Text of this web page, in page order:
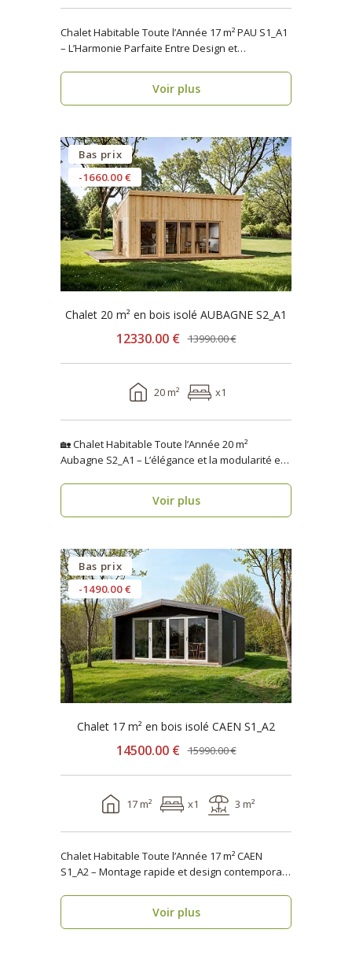
Chalet Habitable Toute l’Année 17 m² PAU S1_A1
– L’Harmonie Parfaite Entre Design et
Voir plus
Bas prix
-1660.00 €
Chalet 20 m² en bois isolé AUBAGNE S2_A1
12330.00 € 13990.00 €
20 m² x1
🏡 Chalet Habitable Toute l’Année 20 m²
Aubagne S2_A1 – L’élégance et la modularité en
Voir plus
Bas prix
-1490.00 €
Chalet 17 m² en bois isolé CAEN S1_A2
14500.00 € 15990.00 €
17 m² x1 3 m²
Chalet Habitable Toute l’Année 17 m² CAEN
S1_A2 – Montage rapide et design contemporain
Voir plus